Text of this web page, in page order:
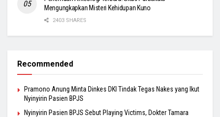
Mengungkapkan Misteri Kehidupan Kuno
2403 SHARES
Recommended
Pramono Anung Minta Dinkes DKI Tindak Tegas Nakes yang Ikut
Nyinyirin Pasien BPJS
Nyinyirin Pasien BPJS Sebut Playing Victims, Dokter Tamara